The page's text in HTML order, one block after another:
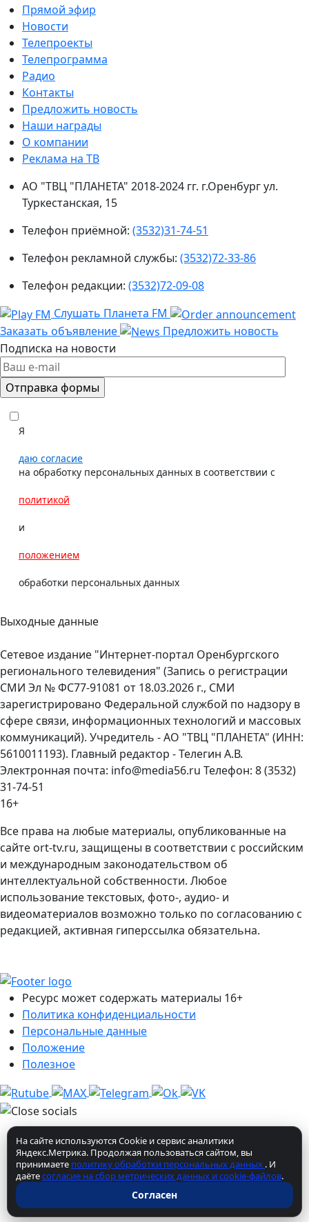
Прямой эфир
Новости
Телепроекты
Телепрограмма
Радио
Контакты
Предложить новость
Наши награды
О компании
Реклама на ТВ
АО "ТВЦ "ПЛАНЕТА" 2018-2024 гг. г.Оренбург ул.
Туркестанская, 15
Телефон приёмной: (3532)31-74-51
Телефон рекламной службы: (3532)72-33-86
Телефон редакции: (3532)72-09-08
Слушать Планета FM
Заказать объявление
Предложить новость
Подписка на новости
Я
даю согласие
на обработку персональных данных в соответствии с
политикой
и
положением
обработки персональных данных
Выходные данные
Сетевое издание "Интернет-портал Оренбургского
регионального телевидения" (Запись о регистрации
СМИ Эл № ФС77-91081 от 18.03.2026 г., СМИ
зарегистрировано Федеральной службой по надзору в
сфере связи, информационных технологий и массовых
коммуникаций). Учредитель - АО "ТВЦ "ПЛАНЕТА" (ИНН:
5610011193). Главный редактор - Телегин А.В.
Электронная почта: info@media56.ru Телефон: 8 (3532)
31-74-51
16+
Все права на любые материалы, опубликованные на
сайте ort-tv.ru, защищены в соответствии с российским
и международным законодательством об
интеллектуальной собственности. Любое
использование текстовых, фото-, аудио- и
видеоматериалов возможно только по согласованию с
редакцией, активная гиперссылка обязательна.
Ресурс может содержать материалы 16+
Политика конфиденциальности
Персональные данные
Положение
Полезное
На сайте используются Cookie и сервис аналитики
Яндекс.Метрика. Продолжая пользоваться сайтом, вы
принимаете политику обработки персональных данных . И
даётесогласие на сбор метрических данных и cookie-файлов.
Согласен